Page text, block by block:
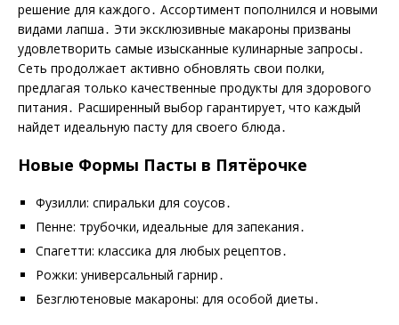
решение для каждого․ Ассортимент пополнился и новыми
видами лапша․ Эти эксклюзивные макароны призваны
удовлетворить самые изысканные кулинарные запросы․
Сеть продолжает активно обновлять свои полки‚
предлагая только качественные продукты для здорового
питания․ Расширенный выбор гарантирует‚ что каждый
найдет идеальную пасту для своего блюда․
Новые Формы Пасты в Пятёрочке
Фузилли: спиральки для соусов․
Пенне: трубочки‚ идеальные для запекания․
Спагетти: классика для любых рецептов․
Рожки: универсальный гарнир․
Безглютеновые макароны: для особой диеты․